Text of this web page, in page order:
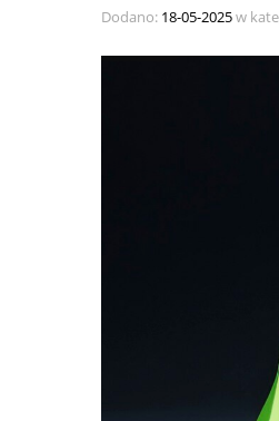
Dodano: 18-05-2025w